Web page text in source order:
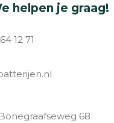
helpen je graag!
12 71
Bonegraafseweg 68